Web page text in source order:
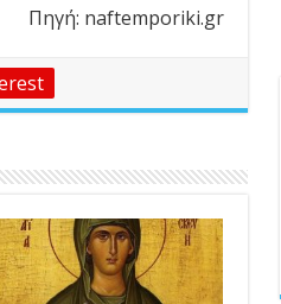
Πηγή: naftemporiki.gr